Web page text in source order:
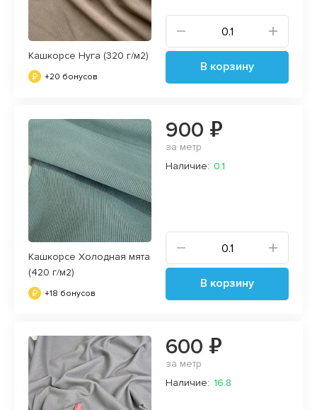
Кашкорсе Нуга (320 г/м2)
+20 бонусов
В корзину
Кашкорсе Холодная мята
(420 г/м2)
+18 бонусов
900 ₽
за метр
Наличие: 0.1
В корзину
600 ₽
за метр
Наличие: 16.8